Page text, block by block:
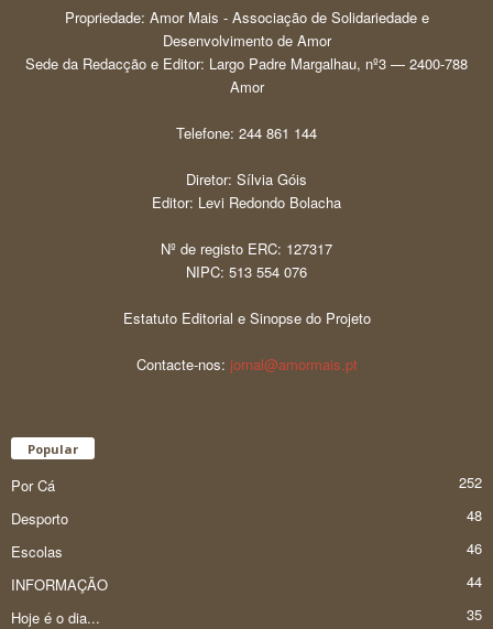
Propriedade: Amor Mais - Associação de Solidariedade e
Desenvolvimento de Amor
Sede da Redacção e Editor: Largo Padre Margalhau, nº3 — 2400-788
Amor
Telefone: 244 861 144
Diretor: Sílvia Góis
Editor: Levi Redondo Bolacha
Nº de registo ERC: 127317
NIPC: 513 554 076
Estatuto Editorial e Sinopse do Projeto
Contacte-nos: jornal@amormais.pt
Popular
Por Cá
252
Desporto
48
Escolas
46
INFORMAÇÃO
44
Hoje é o dia...
35